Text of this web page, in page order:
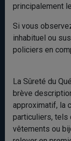
principalement
Si vous
inhabituel ou
policiers en
La Sûreté du
brève
approximatif, la
particuliers, tels
vêtements ou